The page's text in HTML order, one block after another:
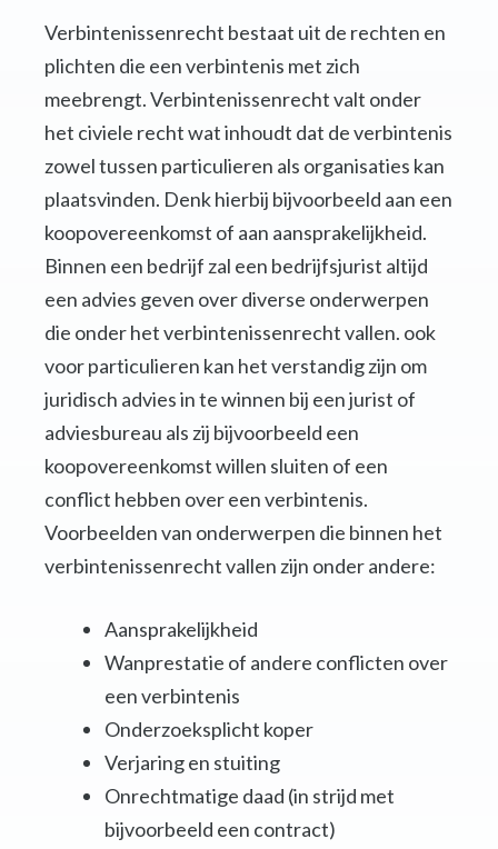
Verbintenissenrecht bestaat uit de rechten en
plichten die een verbintenis met zich
meebrengt. Verbintenissenrecht valt onder
het civiele recht wat inhoudt dat de verbintenis
zowel tussen particulieren als organisaties kan
plaatsvinden. Denk hierbij bijvoorbeeld aan een
koopovereenkomst of aan aansprakelijkheid.
Binnen een bedrijf zal een bedrijfsjurist altijd
een advies geven over diverse onderwerpen
die onder het verbintenissenrecht vallen. ook
voor particulieren kan het verstandig zijn om
juridisch advies in te winnen bij een jurist of
adviesbureau als zij bijvoorbeeld een
koopovereenkomst willen sluiten of een
conflict hebben over een verbintenis.
Voorbeelden van onderwerpen die binnen het
verbintenissenrecht vallen zijn onder andere:
Aansprakelijkheid
Wanprestatie of andere conflicten over
een verbintenis
Onderzoeksplicht koper
Verjaring en stuiting
Onrechtmatige daad (in strijd met
bijvoorbeeld een contract)